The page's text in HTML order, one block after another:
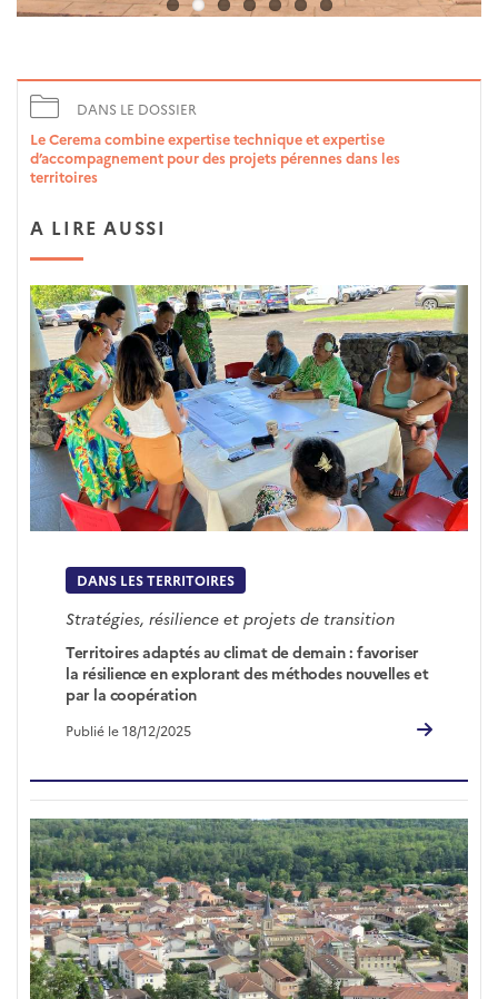
DANS LE DOSSIER
Le Cerema combine expertise technique et expertise
d’accompagnement pour des projets pérennes dans les
territoires
A LIRE AUSSI
DANS LES TERRITOIRES
Stratégies, résilience et projets de transition
Territoires adaptés au climat de demain : favoriser
la résilience en explorant des méthodes nouvelles et
par la coopération
Publié le 18/12/2025